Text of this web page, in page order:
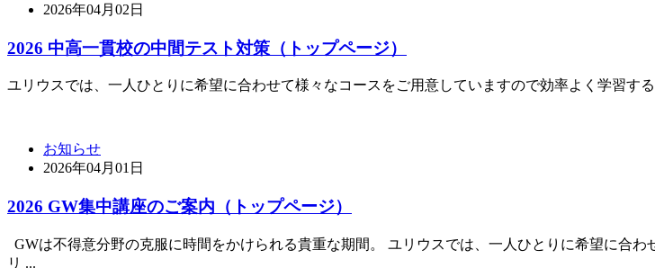
2026年04月02日
2026 中高一貫校の中間テスト対策（トップページ）
ユリウスでは、一人ひとりに希望に合わせて様々なコースをご用意していますので効率よく学習す
お知らせ
2026年04月01日
2026 GW集中講座のご案内（トップページ）
GWは不得意分野の克服に時間をかけられる貴重な期間。 ユリウスでは、一人ひとりに希望に合
リ ...